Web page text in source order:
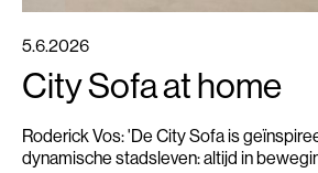
5.6.2026
City Sofa at home
Roderick Vos: 'De City Sofa is
dynamische stadsleven: altijd in